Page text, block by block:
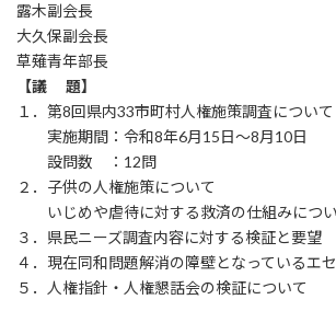
露木副会長
大久保副会長
草薙青年部長
【議 題】
１．第8回県内33市町村人権施策調査について
実施期間：令和8年6月15日～8月10日
設問数 ：12問
２．子供の人権施策について
いじめや虐待に対する救済の仕組みにつ
３．県民ニーズ調査内容に対する検証と要望
４．現在同和問題解消の障壁となっているエ
５．人権指針・人権懇話会の検証について